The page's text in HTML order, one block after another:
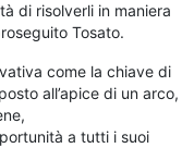
di risolverli in maniera
Tosato.
come la chiave di
all’apice di un arco,
a tutti i suoi